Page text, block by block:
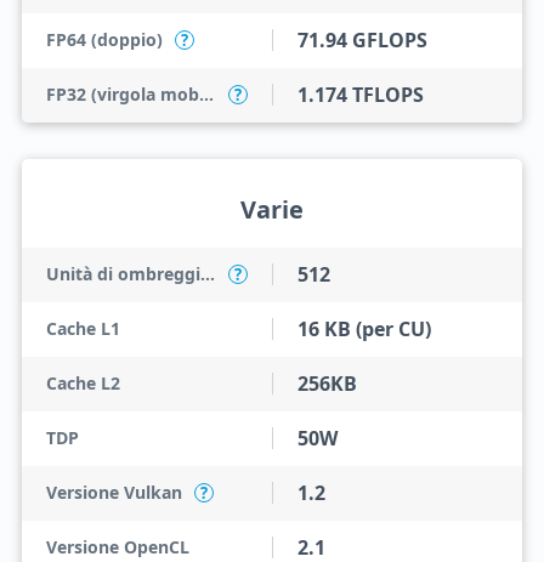
FP64 (doppio) ? 71.94 GFLOPS
FP32 (virgola mobile) ? 1.174 TFLOPS
Varie
Unità di ombreggiatura ? 512
Cache L1 16 KB (per CU)
Cache L2 256KB
TDP 50W
Versione Vulkan ? 1.2
Versione OpenCL 2.1